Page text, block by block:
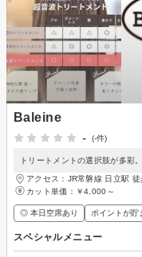
Baleine
-
(-件)
トリートメントの選択肢が多彩
アクセス：JR常磐線 日立駅
カット単価： ￥4,000～
◎ 本日空席あり ポイントが貯
スペシャルメニュー